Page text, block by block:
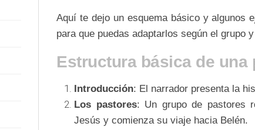
Aquí te dejo un esquema básico y algunos
para que puedas adaptarlos según el grupo
Estructura básica de una
Introducción: El narrador presenta la
Los pastores: Un grupo de pastores
Jesús y comienza su viaje hacia Belén.